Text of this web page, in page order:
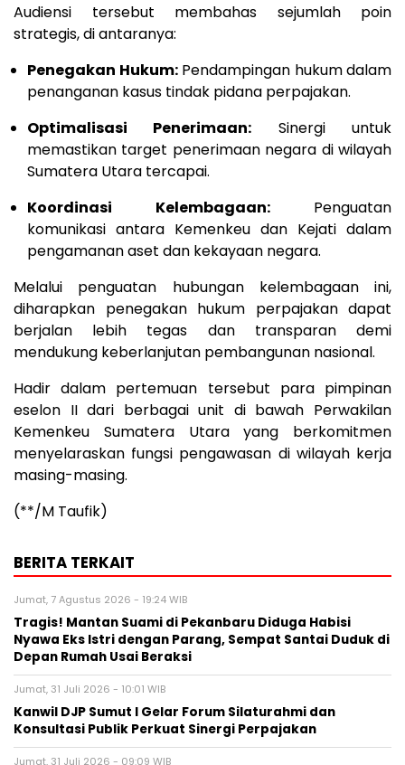
Audiensi tersebut membahas sejumlah poin
strategis, di antaranya:
Penegakan Hukum:Pendampingan hukum dalam
penanganan kasus tindak pidana perpajakan.
Optimalisasi Penerimaan: Sinergi untuk
memastikan target penerimaan negara di wilayah
Sumatera Utara tercapai.
Koordinasi Kelembagaan:Penguatan
komunikasi antara Kemenkeu dan Kejati dalam
pengamanan aset dan kekayaan negara.
Melalui penguatan hubungan kelembagaan ini,
diharapkan penegakan hukum perpajakan dapat
berjalan lebih tegas dan transparan demi
mendukung keberlanjutan pembangunan nasional.
Hadir dalam pertemuan tersebut para pimpinan
eselon II dari berbagai unit di bawah Perwakilan
Kemenkeu Sumatera Utara yang berkomitmen
menyelaraskan fungsi pengawasan di wilayah kerja
masing-masing.
(**/M Taufik)
BERITA TERKAIT
Jumat, 7 Agustus 2026 - 19:24 WIB
Tragis! Mantan Suami di Pekanbaru Diduga Habisi
Nyawa Eks Istri dengan Parang, Sempat Santai Duduk di
Depan Rumah Usai Beraksi
Jumat, 31 Juli 2026 - 10:01 WIB
Kanwil DJP Sumut I Gelar Forum Silaturahmi dan
Konsultasi Publik Perkuat Sinergi Perpajakan
Jumat, 31 Juli 2026 - 09:09 WIB